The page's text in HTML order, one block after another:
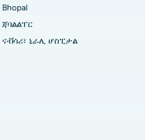
Bhopal
ጃባልልፐር
ናቭሳሪ፣ ኒራሊ ሆስፒታል